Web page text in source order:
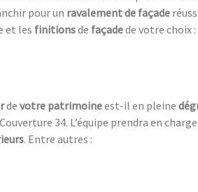
pour un ravalement de façade
et les finitionsde façadede votre choix
de votre patrimoineest-il en pleine
34. L’équipe prendra en
. Entre autres :